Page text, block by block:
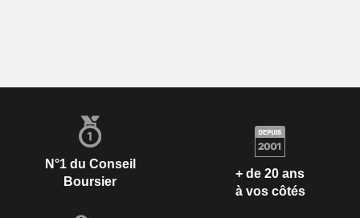
N°1 du Conseil
Boursier
+ de 20 ans
à vos côtés